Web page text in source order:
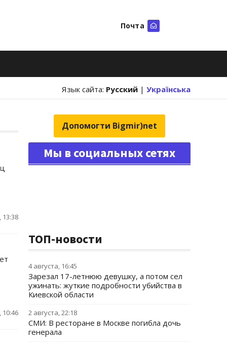
Почта
Язык сайта: Русский | Українська
13:38
10:46
Допомогти Bigmir)net
Мы в социальных сетях
ТОП-новости
4 августа, 16:45
Зарезал 17-летнюю девушку, а потом сел
ужинать: жуткие подробности убийства в
Киевской области
2 августа, 22:18
СМИ: В ресторане в Москве погибла дочь
генерала